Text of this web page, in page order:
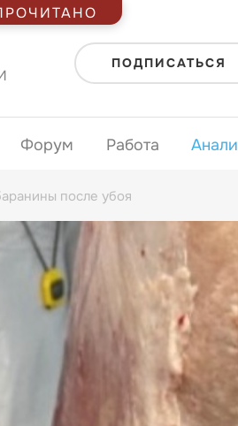
ПОДПИСАТЬСЯ
Форум Работа
после убоя